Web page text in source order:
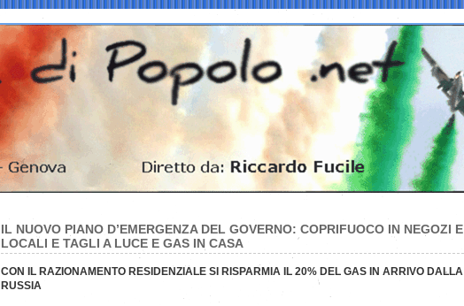
IL NUOVO PIANO D’EMERGENZA DEL GOVERNO: COPRIFUOCO IN NEGOZI E
LOCALI E TAGLI A LUCE E GAS IN CASA
CON IL RAZIONAMENTO RESIDENZIALE SI RISPARMIA IL 20% DEL GAS IN ARRIVO DALLA
RUSSIA